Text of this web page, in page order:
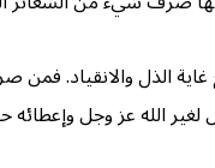
الذل والانقياد.
الله عز وجل